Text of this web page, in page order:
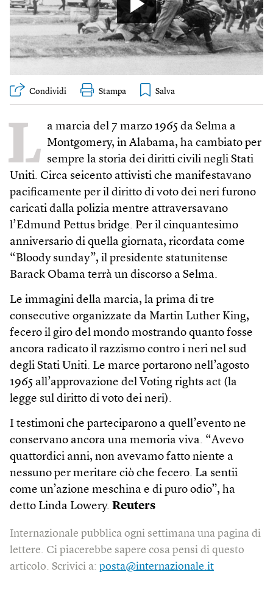
Condividi Stampa
L a marcia del 7 marzo 1965 da Selma a
Montgomery, in Alabama, ha cambiato per
sempre la storia dei diritti civili negli Stati
Uniti. Circa seicento attivisti che manifestavano
pacificamente per il diritto di voto dei neri furono
caricati dalla polizia mentre attraversavano
l’Edmund Pettus bridge. Per il cinquantesimo
anniversario di quella giornata, ricordata come
“Bloody sunday”, il presidente statunitense
Barack Obama terrà un discorso a Selma.
Le immagini della marcia, la prima di tre
consecutive organizzate da Martin Luther King,
fecero il giro del mondo mostrando quanto fosse
ancora radicato il razzismo contro i neri nel sud
degli Stati Uniti. Le marce portarono nell’agosto
1965 all’approvazione del Voting rights act (la
legge sul diritto di voto dei neri).
I testimoni che parteciparono a quell’evento ne
conservano ancora una memoria viva. “Avevo
quattordici anni, non avevamo fatto niente a
nessuno per meritare ciò che fecero. La sentii
come un’azione meschina e di puro odio”, ha
detto Linda Lowery. Reuters
Internazionale pubblica ogni settimana una pagina di
lettere. Ci piacerebbe sapere cosa pensi di questo
articolo. Scrivici a: posta@internazionale.it